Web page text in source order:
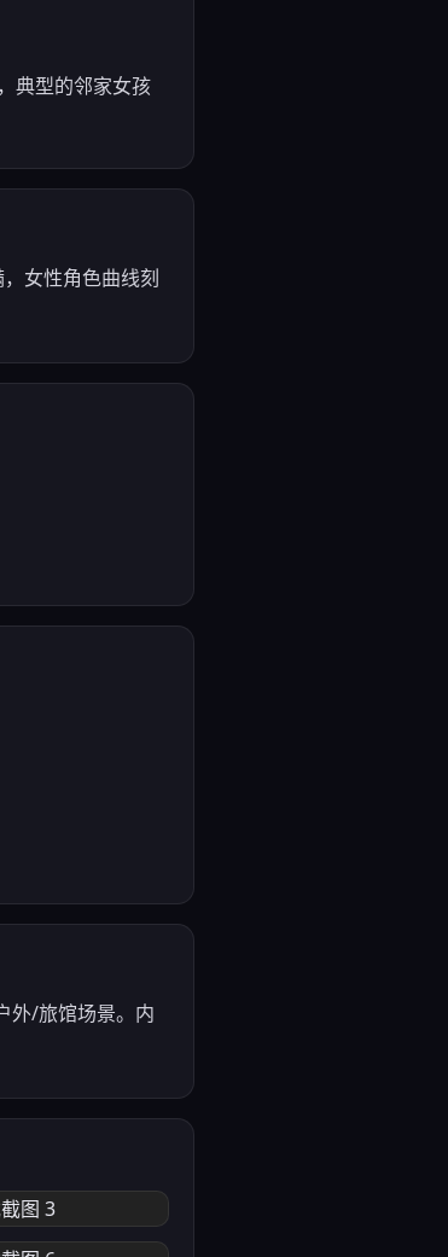
典型的邻家女孩
女性角色曲线刻
外/旅馆场景。内